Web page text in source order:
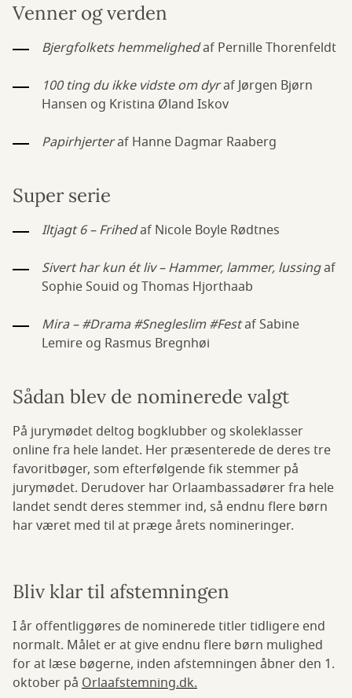
Venner og verden
Bjergfolkets hemmelighedaf Pernille Thorenfeldt
100 ting du ikke vidste om dyraf Jørgen Bjørn
Hansen og Kristina Øland Iskov
Papirhjerteraf Hanne Dagmar Raaberg
Super serie
Iltjagt 6 – Frihedaf Nicole Boyle Rødtnes
Sivert har kun ét liv – Hammer, lammer, lussingaf
Sophie Souid og Thomas Hjorthaab
Mira – #Drama #Snegleslim #Festaf Sabine
Lemire og Rasmus Bregnhøi
Sådan blev de nominerede valgt
På jurymødet deltog bogklubber og skoleklasser
online fra hele landet. Her præsenterede de deres tre
favoritbøger, som efterfølgende fik stemmer på
jurymødet. Derudover har Orlaambassadører fra hele
landet sendt deres stemmer ind, så endnu flere børn
har været med til at præge årets nomineringer.
Bliv klar til afstemningen
I år offentliggøres de nominerede titler tidligere end
normalt. Målet er at give endnu flere børn mulighed
for at læse bøgerne, inden afstemningen åbner den 1.
oktober på Orlaafstemning.dk.